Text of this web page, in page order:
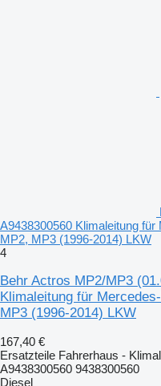
A9438300560 Klimaleitung
MP2, MP3 (1996-2014) LKW
4
Behr Actros MP2/MP3
Klimaleitung für
MP3 (1996-2014) LKW
167,40 €
Ersatzteile Fahrerhaus -
A9438300560 9438300560
Diesel